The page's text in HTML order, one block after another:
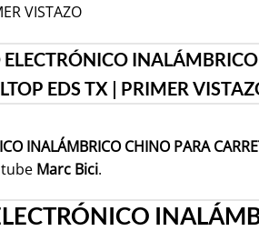
VISTAZO
EDS TX | PRIMER
INALÁMBRICO CHINO PARA
Marc Bici.